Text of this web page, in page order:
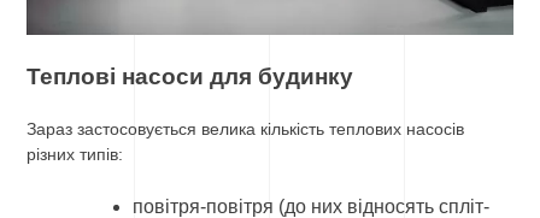
Теплові насоси для будинку
Зараз застосовується велика кількість теплових насосів
різних типів:
повітря-повітря (до них відносять спліт-